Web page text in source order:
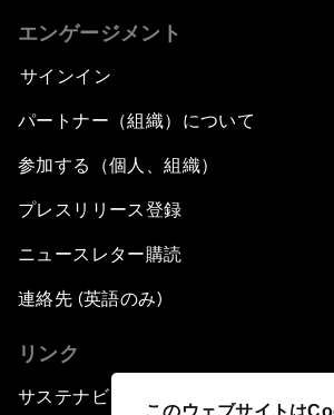
このウェブサイトは
エンゲージメント
サインイン
パートナー（組織）について
参加する（個人、組織）
プレスリリース登録
ニュースレター購読
連絡先 (英語のみ)
リンク
サステナビリティへの取り組み